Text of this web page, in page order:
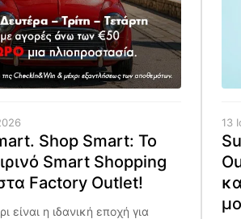
Shop Smart: Το
Smart Shopping
Factory Outlet!
είναι η ιδανική εποχή για
13